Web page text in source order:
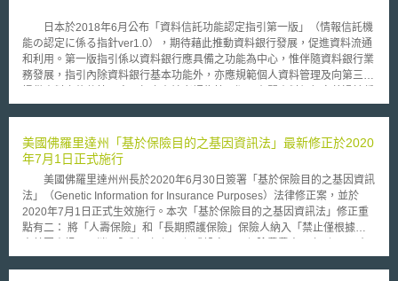
日本於2018年6月公布「資料信託功能認定指引第一版」（情報信託機
能の認定に係る指針ver1.0），期待藉此推動資料銀行發展，促進資料流通
和利用。第一版指引係以資料銀行應具備之功能為中心，惟伴隨資料銀行業
務發展，指引內除資料銀行基本功能外，亦應規範個人資料管理及向第三方
重功能描述，故總務省和經濟產業省於2019年1月起召開檢討會，重新檢討
（情報信託機能の認定に係る指針ver2.0）。 第二版指引更新重點包括
︰（1）修正資料銀行定義︰第一版指引僅強調資料銀行之功能，第二版則
增加資料銀行之目的和資料銀行與個人間關係等內容；（2）重新定義並詳
細說明資料種類和蒐集方法；（3）修正資料信託功能認定基準︰新增複數
業者共同經營資料銀行，隱私保護對策以及確保資料銀行透明性和個人資料
之自主控制等規定；（4）新增資料信託功能模範條款之應記載事項︰包括
與限制行為能力人締結契約之程序，以及向第三方提供資料之條件等規定。
查會規定，要求資料銀行設置資料倫理審查會並定期向其報告，審查會則應
美國佛羅里達州「基於保險目的之基因資訊法」最新修正於2020
年7月1日正式施行
美國佛羅里達州州長於2020年6月30日簽署「基於保險目的之基因資訊
法」（Genetic Information for Insurance Purposes）法律修正案，並於
2020年7月1日正式生效施行。本次「基於保險目的之基因資訊法」修正重
點有二： 將「人壽保險」和「長期照護保險」保險人納入「禁止僅根據個
規定醫療保險、人壽保險及長期照護保險之保險人，不得基於保險目的，向